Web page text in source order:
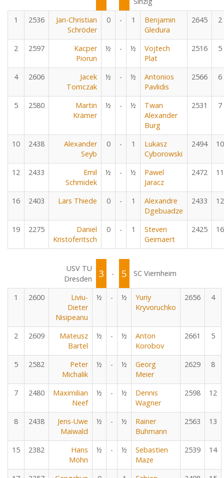
1
2536
Jan-Christian
Schröder
0 - 1
Benjamin
Gledura
2645 2
2 2597
Kacper
Piorun
½ - ½
Vojtech
Plat
2516 5
4 2606
Jacek
Tomczak
½ - ½
Antonios
Pavlidis
2566 6
5 2580
Martin
Krämer
½ - ½
Twan
Alexander
Burg
2531 7
10 2438
Alexander
Seyb
0 - 1
Lukasz
Cyborowski
2494 10
12 2433
Emil
Schmidek
½ - ½
Pawel
Jaracz
2472 11
16 2403 Lars Thiede 0 - 1
Alexandre
Dgebuadze
2433 12
19 2275
Daniel
Kristoferitsch
0 - 1
Steven
Geirnaert
2425 16
USV TU
Dresden
3 - 5 SC Viernheim
1 2600
Liviu-
Dieter
Nisipeanu
½ - ½
Yuriy
Kryvoruchko
2656 4
2 2609
Mateusz
Bartel
½ - ½
Anton
Korobov
2661 5
5 2582
Peter
Michalik
½ - ½
Georg
Meier
2629 8
7 2480
Maximilian
Neef
½ - ½
Dennis
Wagner
2598 12
8 2438
Jens-Uwe
Maiwald
½ - ½
Rainer
Buhmann
2563 13
15 2382
Hans
Möhn
½ - ½
Sebastien
Maze
2539 14